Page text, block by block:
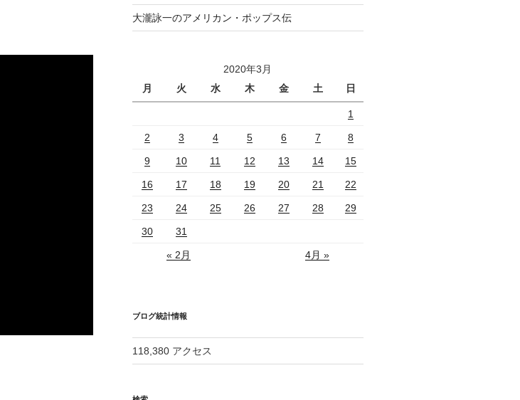
大瀧詠一のアメリカン・ポップス伝
2020年3月
月
火 水 木 金 土 日
1
2 3 4 5 6 7 8
9 10 11 12 13 14 15
16 17 18 19 20 21 22
23 24 25 26 27 28 29
30 31
« 2月 4月 »
ブログ統計情報
118,380 アクセス